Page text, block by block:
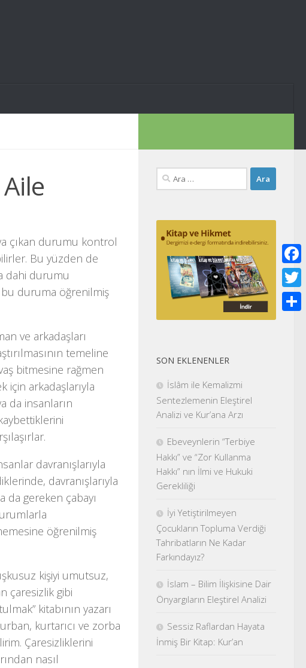
çıkan durumu kontrol
Bu yüzden de
dahi durumu
duruma öğrenilmiş
ve arkadaşları
temeline
bitmesine rağmen
için arkadaşlarıyla
da insanların
davranışlarıyla
davranışlarıyla
gereken çabayı
öğrenilmiş
kişiyi umutsuz,
çaresizlik gibi
kitabının yazarı
kurtarıcı ve zorba
Çaresizliklerini
nasıl
Arama:
SON EKLENENLER
İslâm ile Kemalizmi
Sentezlemenin Eleştirel
Analizi ve Kur’ana Arzı
Ebeveynlerin “Terbiye
Hakkı” ve “Zor Kullanma
Hakkı” nın İlmi ve Hukuki
Gerekliliği
İyi Yetiştirilmeyen
Çocukların Topluma Verdiği
Tahribatların Ne Kadar
Farkındayız?
İslam – Bilim İlişkisine Dair
Önyargıların Eleştirel Analizi
Sessiz Raflardan Hayata
İnmiş Bir Kitap: Kur’an